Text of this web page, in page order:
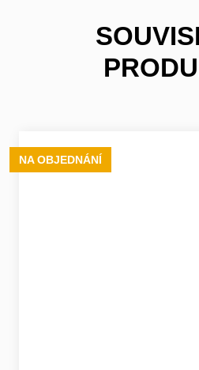
NA OBJEDNÁNÍ